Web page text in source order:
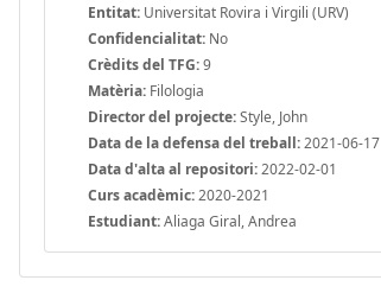
Entitat: Universitat Rovira i Virgili (URV)
Confidencialitat: No
Crèdits del TFG:9
Matèria: Filologia
Director del projecte:Style, John
Data de la defensa del treball:2021-06-17
Data d'alta al repositori:2022-02-01
Curs acadèmic:2020-2021
Estudiant:Aliaga Giral, Andrea